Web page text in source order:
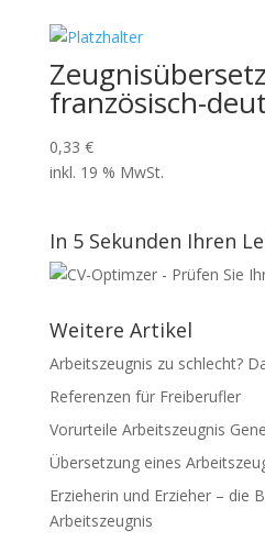
französisch-
0,33 €
inkl. 19 % MwSt.
In 5 Sekunden Ihren
Weitere Artikel
Arbeitszeugnis zu schlecht?
Referenzen für Freiberufler
Vorurteile Arbeitszeugnis
Übersetzung eines
Erzieherin und Erzieher – die
Arbeitszeugnis